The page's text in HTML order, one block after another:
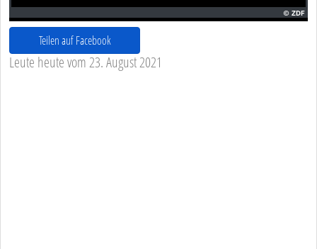
Teilen auf Facebook
Leute heute vom 23. August 2021